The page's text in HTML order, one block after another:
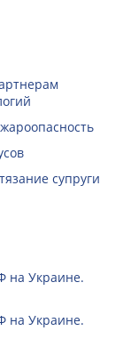
супруги
на Украине.
на Украине.